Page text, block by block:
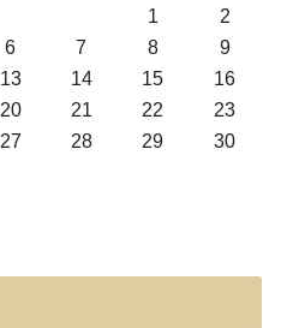
1
2
6 7 8
9
13 14 15
16
20 21 22
23
27 28 29
30